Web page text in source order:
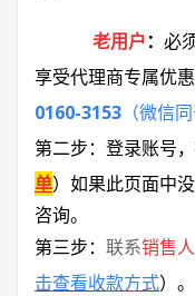
老用户： 必
享受代理商专属优惠
0160-3153 （微信
第二步：登录账号
单） 如果此页面中
咨询。
第三步： 联系销售
击查看收款方式）。